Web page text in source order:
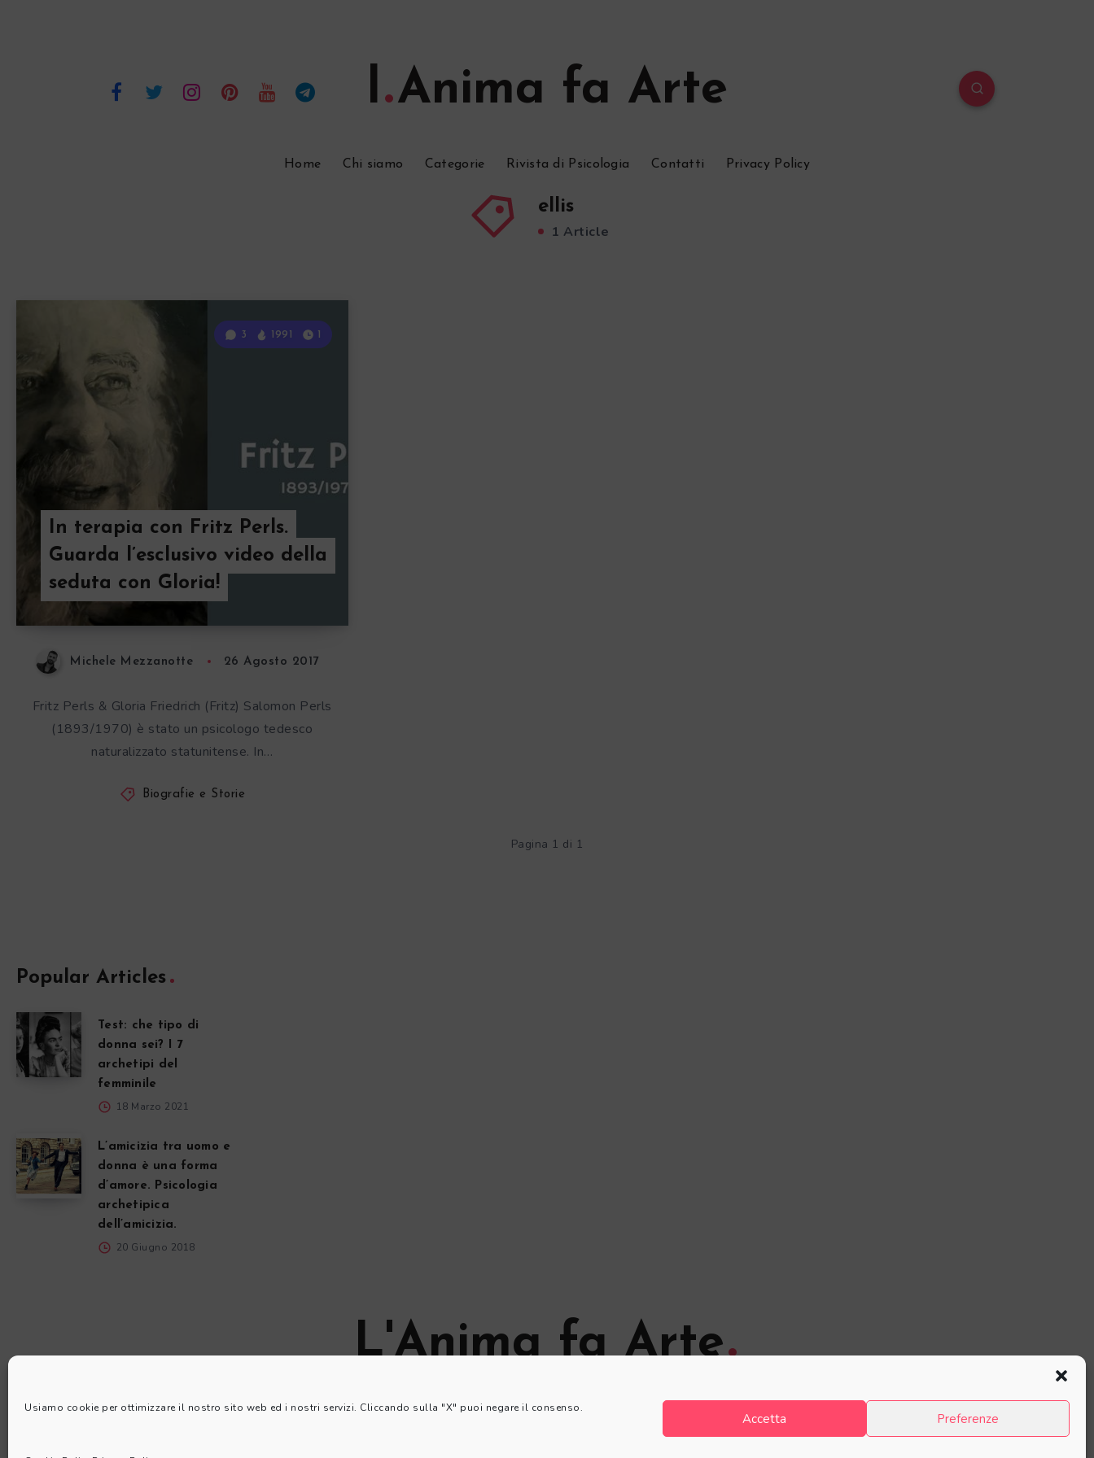
Usiamo cookie per ottimizzare il nostro sito web ed i nostri servizi. Cliccando sulla "X" puoi negare il consenso.
Accetta Preferenze
l Anima fa Arte
Home Chi siamo Categorie Rivista di Psicologia Contatti Privacy Policy
ellis
1 Article
In terapia con Fritz Perls.
Guarda l’esclusivo video della
seduta con Gloria!
3 1991 1
Michele Mezzanotte 26 Agosto 2017
Fritz Perls & Gloria Friedrich (Fritz) Salomon Perls
(1893/1970) è stato un psicologo tedesco
naturalizzato statunitense. In…
Biografie e Storie
Pagina 1 di 1
Popular Articles
Test: che tipo di
donna sei? I 7
archetipi del
femminile
18 Marzo 2021
L’amicizia tra uomo e
donna è una forma
d’amore. Psicologia
archetipica
dell’amicizia.
20 Giugno 2018
L'Anima fa Arte
© L'Anima fa Arte